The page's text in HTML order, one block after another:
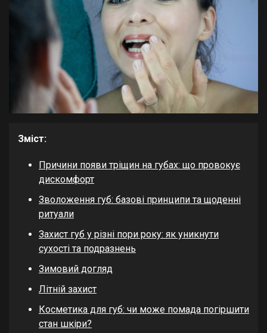
Зміст:
Причини появи тріщин на губах: що провокує
дискомфорт
Зволоження губ: базові принципи та щоденні
ритуали
Захист губ у різні пори року: як уникнути
сухості та подразнень
Зимовий догляд
Літній захист
Косметика для губ: чи може помада погіршити
стан шкіри?